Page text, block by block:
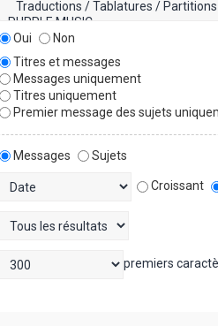
Oui
Non
Titres et messages
Messages uniquement
Titres uniquement
Premier message des sujets
Messages
Sujets
Croissant
premiers